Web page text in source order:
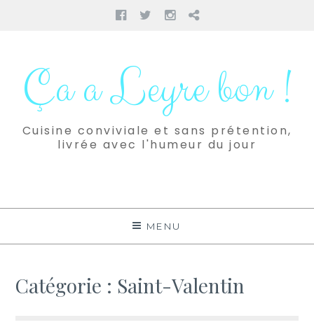
Facebook
TwitterInstagram
Pinterest
contenuÇa a Leyre bon !
Cuisine conviviale et sans prétention,
livrée avec l'humeur du jour
MENU
Catégorie : Saint-Valentin